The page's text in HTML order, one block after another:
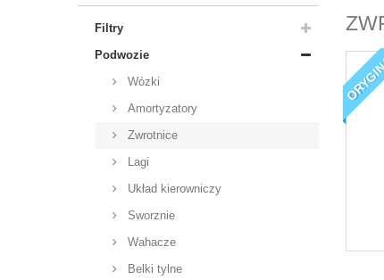
Filtry
Podwozie
Wózki
Amortyzatory
Zwrotnice
Lagi
Układ kierowniczy
Sworznie
Wahacze
Belki tylne